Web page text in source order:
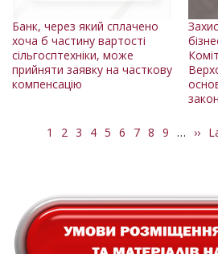
Банк, через який сплачено
хоча б частину вартості
сільгосптехніки, може
прийняти заявку на часткову
компенсацію
Розбивка
Поточна
1 Сторінка
2 Сторінка
3 Сторінка
4 Сторінка
5 Сторінка
6 Сторінка
7 Сторінка
8 Сторінка
9 … ››